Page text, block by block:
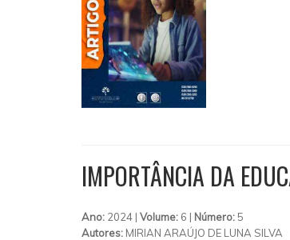
IMPORTÂNCIA DA
Ano: 2024 | Volume: 6 | Número:5
Autores: MIRIAN ARAÚJO DE LUNA SILVA